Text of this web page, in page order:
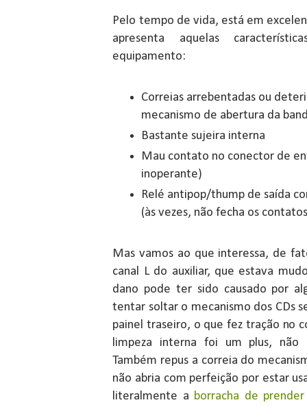
Pelo tempo de vida, está em
apresenta aquelas
equipamento:
Correias arrebentadas ou
mecanismo de abertura da
Bastante sujeira interna
Mau contato no conector de
inoperante)
Relé antipop/thump de saída
(às vezes, não fecha os
Mas vamos ao que interessa, de
canal L do auxiliar, que estava
dano pode ter sido causado por
tentar soltar o mecanismo dos CDs
painel traseiro, o que fez tração no
limpeza interna foi um plus,
Também repus a correia do
não abria com perfeição por estar
literalmente a borracha de